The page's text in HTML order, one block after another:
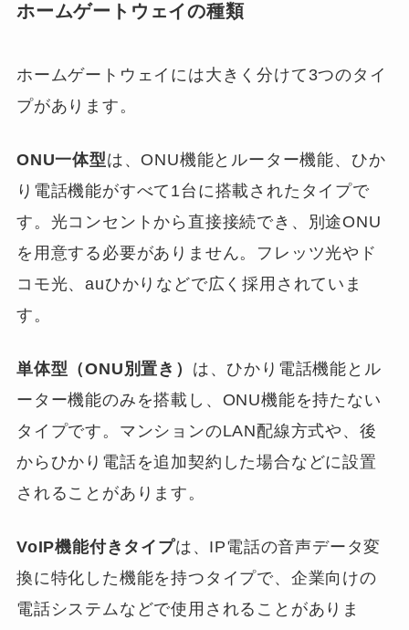
ホームゲートウェイの種類
ホームゲートウェイには大きく分けて3つのタイ
プがあります。
ONU一体型は、ONU機能とルーター機能、ひか
り電話機能がすべて1台に搭載されたタイプで
す。光コンセントから直接接続でき、別途ONU
を用意する必要がありません。フレッツ光やド
コモ光、auひかりなどで広く採用されていま
す。
単体型（ONU別置き） は、ひかり電話機能とル
ーター機能のみを搭載し、ONU機能を持たない
タイプです。マンションのLAN配線方式や、後
からひかり電話を追加契約した場合などに設置
されることがあります。
VoIP機能付きタイプは、IP電話の音声データ変
換に特化した機能を持つタイプで、企業向けの
電話システムなどで使用されることがありま